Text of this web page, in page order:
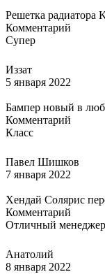
Решетка радиатора
Комментарий
Супер
Иззат
5 января 2022
Бампер новый в
Комментарий
Класс
Павел Шишков
7 января 2022
Хендай Солярис
Комментарий
Отличный
Анатолий
8 января 2022